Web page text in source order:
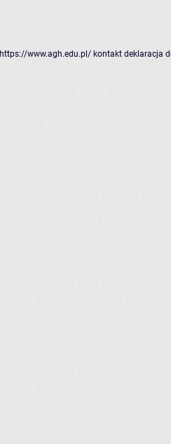
https://www.agh.edu.pl/ kontakt deklaracja